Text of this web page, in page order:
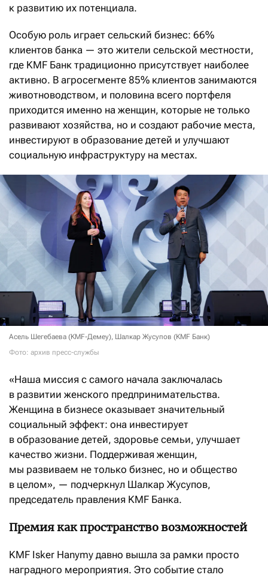
к развитию их потенциала.
Особую роль играет сельский бизнес: 66%
клиентов банка — это жители сельской местности,
где KMF Банк традиционно присутствует наиболее
активно. В агросегменте 85% клиентов занимаются
животноводством, и половина всего портфеля
приходится именно на женщин, которые не только
развивают хозяйства, но и создают рабочие места,
инвестируют в образование детей и улучшают
социальную инфраструктуру на местах.
Асель Шегебаева (KMF-Демеу), Шалкар Жусупов (KMF Банк)
Фото: архив пресс-службы
«Наша миссия с самого начала заключалась
в развитии женского предпринимательства.
Женщина в бизнесе оказывает значительный
социальный эффект: она инвестирует
в образование детей, здоровье семьи, улучшает
качество жизни. Поддерживая женщин,
мы развиваем не только бизнес, но и общество
в целом», — подчеркнул Шалкар Жусупов,
председатель правления KMF Банка.
Премия как пространство возможностей
KMF Isker Hanymy давно вышла за рамки просто
наградного мероприятия. Это событие стало